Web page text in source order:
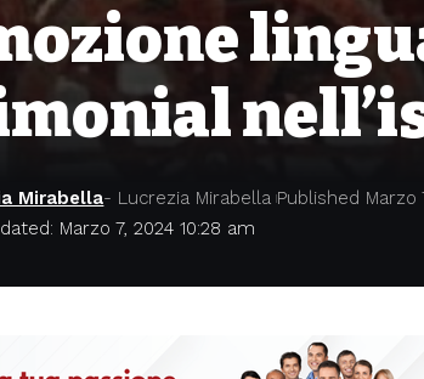
Marzo 7, 2024 10:28 am
Mirabella- Lucrezia Mirabella Published Marzo